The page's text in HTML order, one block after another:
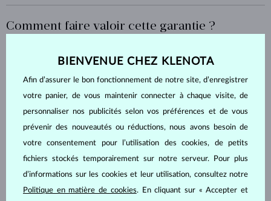
Comment faire valoir cette garantie ?
Saisissez le numéro de commande ou de facture et l’adresse
e-mail que vous avez utilisée lors de l’achat. Notre outil en
ligne vous guidera ensuite étape par étape.
confirmation contenant les instructions pour nous expédier
le colis.
Joignez les éléments suivants à votre colis :
- le bijou dans son emballage d'origine (écrin)
BIENVENUE CHEZ KLENOTA
Afin d’assurer le bon fonctionnement de notre site, d’enregistrer
votre panier, de vous maintenir connecter à chaque visite, de
personnaliser nos publicités selon vos préférences et de vous
prévenir des nouveautés ou réductions, nous avons besoin de
votre consentement pour l’utilisation des cookies, de petits
fichiers stockés temporairement sur notre serveur. Pour plus
d’informations sur les cookies et leur utilisation, consultez notre
Politique en matière de cookies. En cliquant sur « Accepter et